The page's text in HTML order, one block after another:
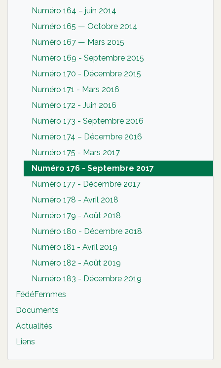
Numéro 164 – juin 2014
Numéro 165 — Octobre 2014
Numéro 167 — Mars 2015
Numéro 169 - Septembre 2015
Numéro 170 - Décembre 2015
Numéro 171 - Mars 2016
Numéro 172 - Juin 2016
Numéro 173 - Septembre 2016
Numéro 174 – Décembre 2016
Numéro 175 - Mars 2017
Numéro 176 - Septembre 2017
Numéro 177 - Décembre 2017
Numéro 178 - Avril 2018
Numéro 179 - Août 2018
Numéro 180 - Décembre 2018
Numéro 181 - Avril 2019
Numéro 182 - Août 2019
Numéro 183 - Décembre 2019
FédéFemmes
Documents
Actualités
Liens